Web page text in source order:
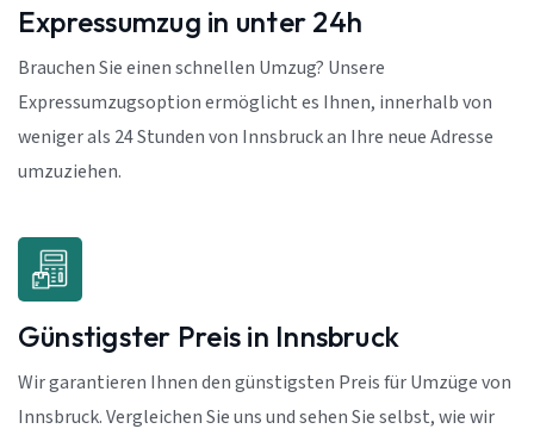
Expressumzug in unter 24h
Brauchen Sie einen schnellen Umzug? Unsere
Expressumzugsoption ermöglicht es Ihnen, innerhalb von
weniger als 24 Stunden von Innsbruck an Ihre neue Adresse
umzuziehen.
Günstigster Preis in Innsbruck
Wir garantieren Ihnen den günstigsten Preis für Umzüge von
Innsbruck. Vergleichen Sie uns und sehen Sie selbst, wie wir